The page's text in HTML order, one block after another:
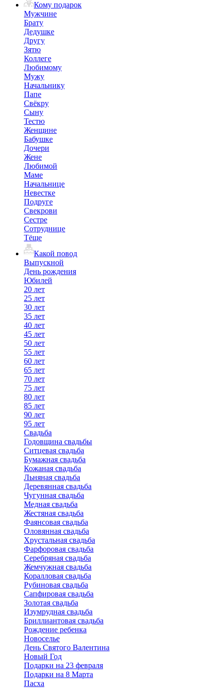
Кому подарок
Мужчине
Брату
Дедушке
Другу
Зятю
Коллеге
Любимому
Мужу
Начальнику
Папе
Свёкру
Сыну
Тестю
Женщине
Бабушке
Дочери
Жене
Любимой
Маме
Начальнице
Невестке
Подруге
Свекрови
Сестре
Сотруднице
Тёще
Какой повод
Выпускной
День рождения
Юбилей
20 лет
25 лет
30 лет
35 лет
40 лет
45 лет
50 лет
55 лет
60 лет
65 лет
70 лет
75 лет
80 лет
85 лет
90 лет
95 лет
Свадьба
Годовщина свадьбы
Ситцевая свадьба
Бумажная свадьба
Кожаная свадьба
Льняная свадьба
Деревянная свадьба
Чугунная свадьба
Медная свадьба
Жестяная свадьба
Фаянсовая свадьба
Оловянная свадьба
Хрустальная свадьба
Фарфоровая свадьба
Серебряная свадьба
Жемчужная свадьба
Коралловая свадьба
Рубиновая свадьба
Сапфировая свадьба
Золотая свадьба
Изумрудная свадьба
Бриллиантовая свадьба
Рождение ребенка
Новоселье
День Святого Валентина
Новый Год
Подарки на 23 февраля
Подарки на 8 Марта
Пасха